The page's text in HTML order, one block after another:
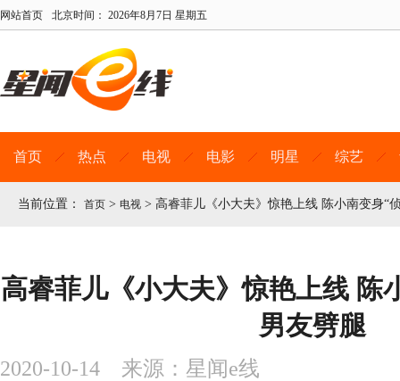
网站首页 北京时间： 2026年8月7日 星期五
首页 热点 电视 电影 明星 综艺
当前位置： 首页 > 电视 > 高睿菲儿《小大夫》惊艳上线 陈小南变身“
高睿菲儿《小大夫》惊艳上线 陈
男友劈腿
2020-10-14 来源：星闻e线